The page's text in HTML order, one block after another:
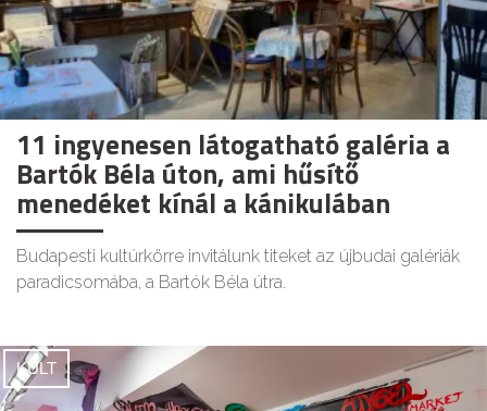
11 ingyenesen látogatható galéria a
Bartók Béla úton, ami hűsítő
menedéket kínál a kánikulában
Budapesti kultúrkörre invitálunk titeket az újbudai galériák
paradicsomába, a Bartók Béla útra.
KULT